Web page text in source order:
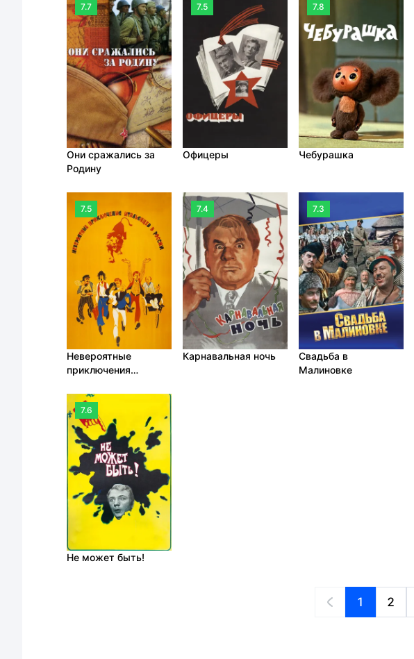
7.7
Они сражались за
Родину
7.5
Офицеры
7.8
Чебурашка
7.5
Невероятные
приключения
7.4
Карнавальная ночь
7.3
Свадьба в
Малиновке
7.6
Не может быть!
1 2